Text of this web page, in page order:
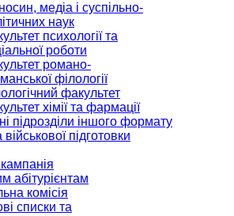
медіа і суспільно-
наук
психології та
роботи
романо-
філології
факультет
хімії та фармації
підрозділи іншого формату
підготовки
абітурієнтам
комісія
списки та